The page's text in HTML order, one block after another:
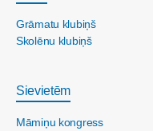
Grāmatu klubiņš
Skolēnu klubiņš
Sievietēm
Māmiņu kongress